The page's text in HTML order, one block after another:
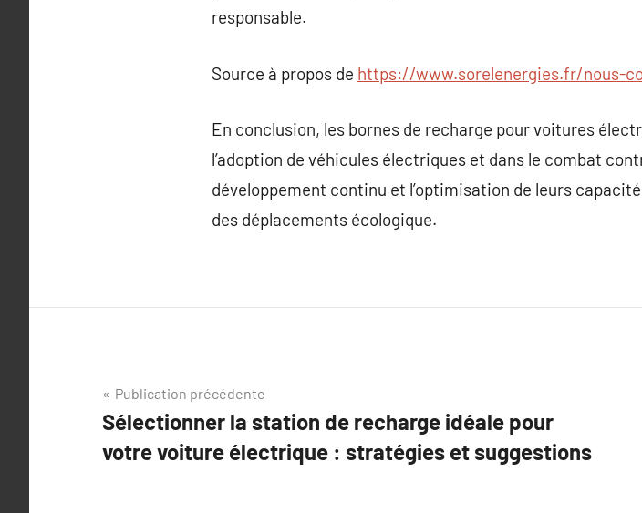
responsable.
Source à propos de https://www.sorelenergies.fr/nous-
En conclusion, les bornes de recharge pour voitures
l’adoption de véhicules électriques et dans le combat
développement continu et l’optimisation de leurs
des déplacements écologique.
Navigation
de
l’article
Publication précédente
Sélectionner la station de recharge idéale pour
votre voiture électrique : stratégies et suggestions